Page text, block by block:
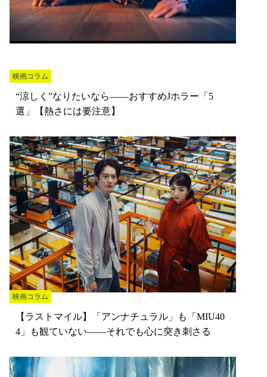
映画コラム
“涼しく”なりたいなら——おすすめJホラー「5
選」【熱さには要注意】
映画コラム
【ラストマイル】「アンナチュラル」も「MIU40
4」も観ていない——それでも心に突き刺さる